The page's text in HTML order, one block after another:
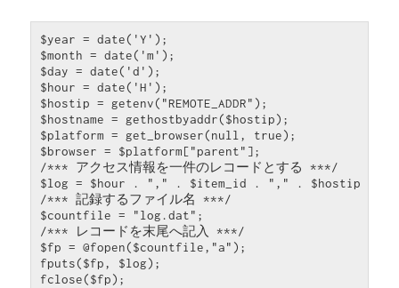
$year = date('Y');
$month = date('m');
$day = date('d');
$hour = date('H');
$hostip = getenv("REMOTE_ADDR");
$hostname = gethostbyaddr($hostip);
$platform = get_browser(null, true);
$browser = $platform["parent"];
/*** アクセス情報を一件のレコードとする ***/
$log = $hour . "," . $item_id . "," . $hostip .
/*** 記録するファイル名 ***/
$countfile = "log.dat";
/*** レコードを末尾へ記入 ***/
$fp = @fopen($countfile,"a");
fputs($fp, $log);
fclose($fp);